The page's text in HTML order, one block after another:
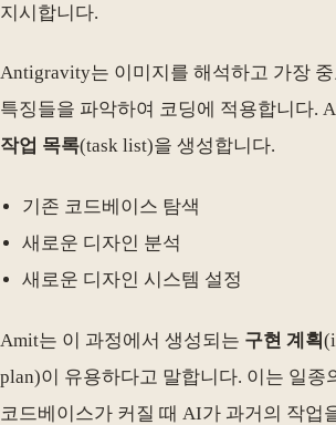
지시합니다.
Antigravity는 이미지를 해석하고 가장
특징들을 파악하여 코딩에 적용합니다.
작업 목록(task list)을 생성합니다.
기존 코드베이스 탐색
새로운 디자인 분석
새로운 디자인 시스템 설정
Amit는 이 과정에서 생성되는 구현 계획
plan)이 유용하다고 말합니다. 이는 일종
코드베이스가 커질 때 AI가 과거의 작업